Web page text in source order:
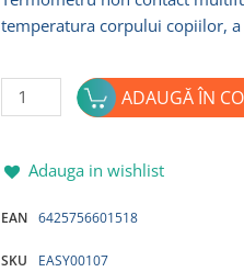
temperatura corpului copiilor,
Cantitate
Termometru
contact
6in1
ADAUGĂ ÎN
Adauga in wishlist
EAN 6425756601518
SKU EASY00107